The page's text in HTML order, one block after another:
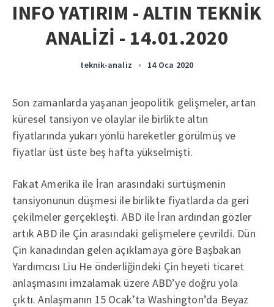
INFO YATIRIM - ALTIN TEKNİK
ANALİZİ - 14.01.2020
teknik-analiz • 14 Oca 2020
Son zamanlarda yaşanan jeopolitik gelişmeler, artan
küresel tansiyon ve olaylar ile birlikte altın
fiyatlarında yukarı yönlü hareketler görülmüş ve
fiyatlar üst üste beş hafta yükselmişti.
Fakat Amerika ile İran arasındaki sürtüşmenin
tansiyonunun düşmesi ile birlikte fiyatlarda da geri
çekilmeler gerçekleşti. ABD ile İran ardından gözler
artık ABD ile Çin arasındaki gelişmelere çevrildi. Dün
Çin kanadından gelen açıklamaya göre Başbakan
Yardımcısı Liu He önderliğindeki Çin heyeti ticaret
anlaşmasını imzalamak üzere ABD’ye doğru yola
çıktı. Anlaşmanın 15 Ocak’ta Washington’da Beyaz